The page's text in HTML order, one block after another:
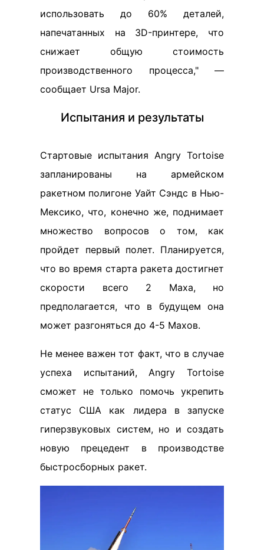
использовать до 60% деталей,
напечатанных на 3D-принтере, что
снижает общую стоимость
производственного процесса," —
сообщает Ursa Major.
Испытания и результаты
Стартовые испытания Angry Tortoise
запланированы на армейском
ракетном полигоне Уайт Сэндс в Нью-
Мексико, что, конечно же, поднимает
множество вопросов о том, как
пройдет первый полет. Планируется,
что во время старта ракета достигнет
скорости всего 2 Маха, но
предполагается, что в будущем она
может разгоняться до 4-5 Махов.
Не менее важен тот факт, что в случае
успеха испытаний, Angry Tortoise
сможет не только помочь укрепить
статус США как лидера в запуске
гиперзвуковых систем, но и создать
новую прецедент в производстве
быстросборных ракет.